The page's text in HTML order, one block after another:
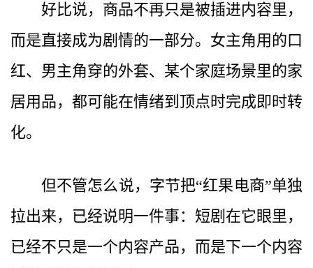
好比说，商品不再只是被插进内容里，
而是直接成为剧情的一部分。女主角用的口
红、男主角穿的外套、某个家庭场景里的家
居用品，都可能在情绪到顶点时完成即时转
化。
但不管怎么说，字节把“红果电商”单独
拉出来，已经说明一件事：短剧在它眼里，
已经不只是一个内容产品，而是下一个内容